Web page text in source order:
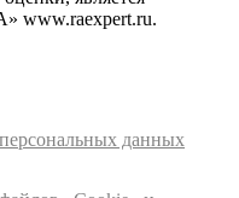
www.raexpert.ru.
данных